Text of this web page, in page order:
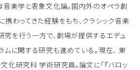
音楽学と表象文化論。国内外のオペラ劇
携わってきた経験をもち、クラシック音楽
を行う一方で、劇場が提供するエデュ
ムに関する研究も進めている。現在、 東
化研究科 学術研究員。論文に「『バロッ